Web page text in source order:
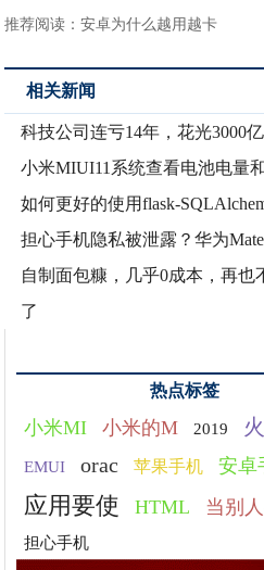
推荐阅读：安卓为什么越用越卡
相关新闻
科技公司连亏14年，花光3000
小米MIUI11系统查看电池电量
如何更好的使用flask-
担心手机隐私被泄露？华为
自制面包糠，几乎0成本，再也
了
热点标签
小米MI 小米的M 2019
EMUI orac 苹果手机 安卓
应用要使 HTML 当别
担心手机